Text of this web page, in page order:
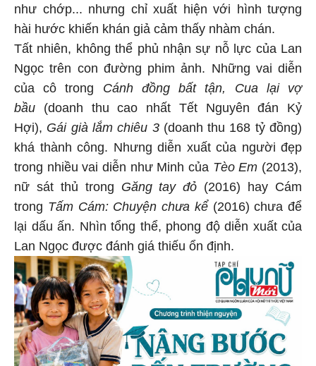
như chớp... nhưng chỉ xuất hiện với hình tượng
hài hước khiến khán giả cảm thấy nhàm chán.
Tất nhiên, không thể phủ nhận sự nỗ lực của Lan
Ngọc trên con đường phim ảnh. Những vai diễn
của cô trong Cánh đồng bất tận, Cua lại vợ
bầu (doanh thu cao nhất Tết Nguyên đán Kỷ
Hợi), Gái già lắm chiêu 3(doanh thu 168 tỷ đồng)
khá thành công. Nhưng diễn xuất của người đẹp
trong nhiều vai diễn như Minh của Tèo Em (2013),
nữ sát thủ trong Găng tay đỏ (2016) hay Cám
trong Tấm Cám: Chuyện chưa kể (2016) chưa để
lại dấu ấn. Nhìn tổng thể, phong độ diễn xuất của
Lan Ngọc được đánh giá thiếu ổn định.